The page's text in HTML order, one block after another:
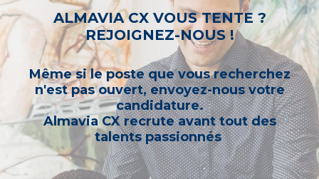
d’autres mots-clés ou à sélectionner un « métier ».
ALMAVIA CX VOUS TENTE ?
REJOIGNEZ-NOUS !
Même si le poste que vous recherchez
n'est pas ouvert, envoyez-nous votre
candidature.
Almavia CX recrute avant tout des
talents passionnés